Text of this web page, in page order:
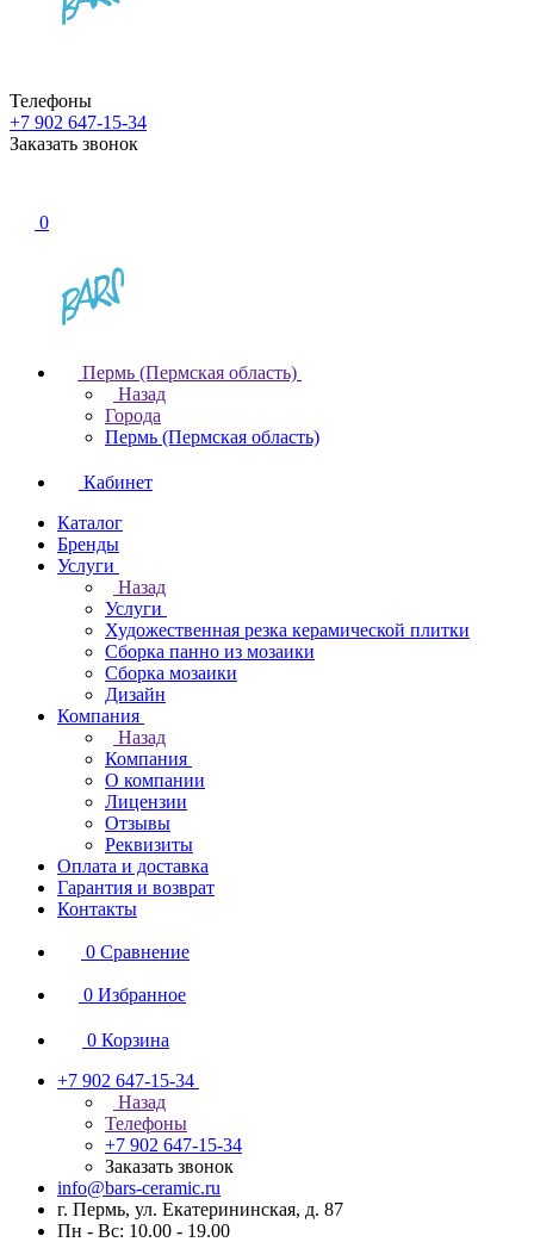
Телефоны
+7 902 647-15-34
Заказать звонок
0
Пермь (Пермская область)
Назад
Города
Пермь (Пермская область)
Кабинет
Каталог
Бренды
Услуги
Назад
Услуги
Художественная резка керамической плитки
Сборка панно из мозаики
Сборка мозаики
Дизайн
Компания
Назад
Компания
О компании
Лицензии
Отзывы
Реквизиты
Оплата и доставка
Гарантия и возврат
Контакты
0 Сравнение
0 Избранное
0 Корзина
+7 902 647-15-34
Назад
Телефоны
+7 902 647-15-34
Заказать звонок
info@bars-ceramic.ru
г. Пермь, ул. Екатерининская, д. 87
Пн - Вс: 10.00 - 19.00